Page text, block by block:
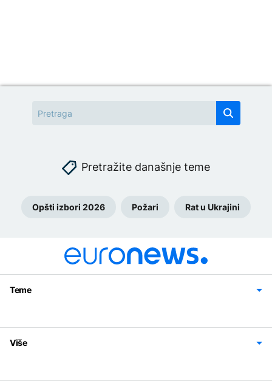
Pretražite današnje teme
Opšti izbori 2026 Požari Rat u Ukrajini
Teme
Svijet
Sport
Magazin
Više